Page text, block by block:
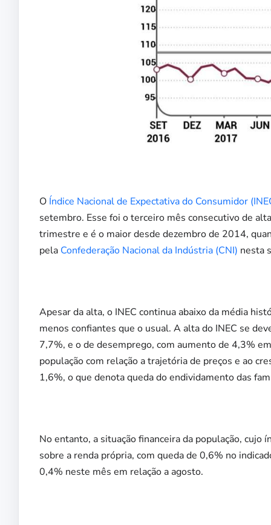
O Índice Nacional de Expectativa do Consumidor
setembro. Esse foi o terceiro mês consecutivo de
trimestre e é o maior desde dezembro de 2014,
pela Confederação Nacional da Indústria (CNI) nesta
Apesar da alta, o INEC continua abaixo da média
menos confiantes que o usual. A alta do INEC se
7,7%, e o de desemprego, com aumento de 4,3%
população com relação a trajetória de preços e ao
1,6%, o que denota queda do endividamento das
No entanto, a situação financeira da população,
sobre a renda própria, com queda de 0,6% no
0,4% neste mês em relação a agosto.